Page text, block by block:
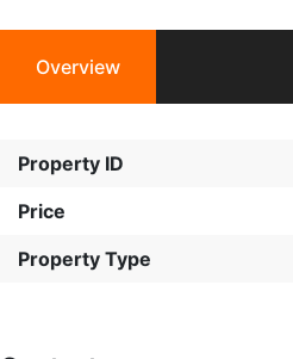
Overview
Property ID
Price
Property Type